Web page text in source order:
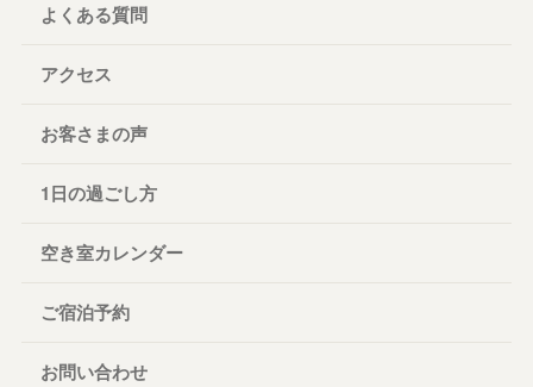
よくある質問
アクセス
お客さまの声
1日の過ごし方
空き室カレンダー
ご宿泊予約
お問い合わせ